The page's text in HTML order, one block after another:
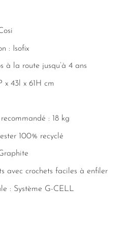
: Isofix
à la route jusqu’à 4 ans
x 43l x 61H cm
: 18 kg
100% recyclé
avec crochets faciles à enfiler
: Système G-CELL